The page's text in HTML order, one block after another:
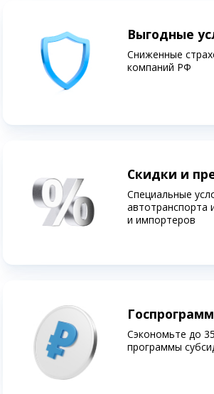
Выгодные
Сниженные
компаний РФ
Скидки и
Специальные
автотранспорта
и импортеров
Сэкономьте до
программы